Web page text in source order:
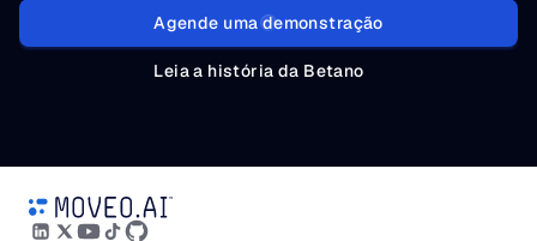
Agende uma demonstração
Leia a história da Betano